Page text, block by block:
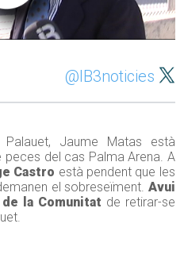
@IB3noticies
Jaume Matas està
peces del cas Palma Arena. A
Castro està pendent que les
el sobreseïment. Avui
la Comunitat de retirar-se